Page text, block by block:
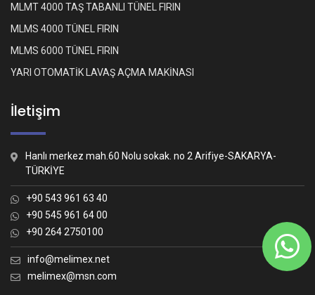
MLMT 4000 TAŞ TABANLI TÜNEL FIRIN
MLMS 4000 TÜNEL FIRIN
MLMS 6000 TÜNEL FIRIN
YARI OTOMATİK LAVAŞ AÇMA MAKİNASI
İletişim
Hanlı merkez mah.60 Nolu sokak. no 2 Arifiye-SAKARYA-
TÜRKİYE
+90 543 961 63 40
+90 545 961 64 00
+90 264 2750100
info@melimex.net
melimex@msn.com
Nasıl yardımcı olabiliriz?